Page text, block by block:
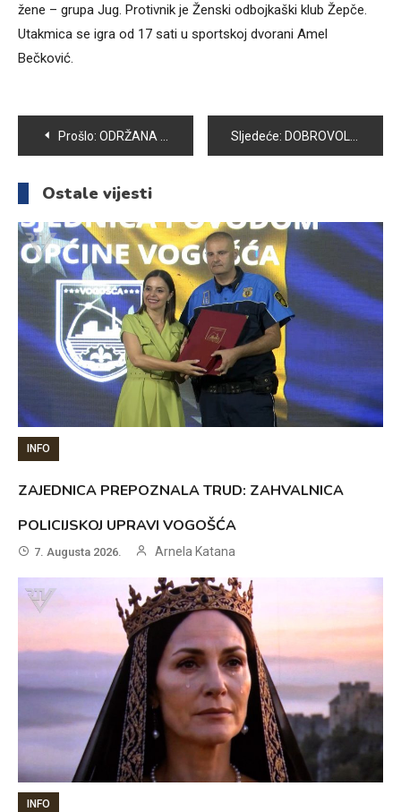
žene – grupa Jug. Protivnik je Ženski odbojkaški klub Žepče.
Utakmica se igra od 17 sati u sportskoj dvorani Amel
Bečković.
Navigacija
članaka
Prošlo: ODRŽANA IZVJEŠTAJNO-IZBORNA SKUPŠTINA UABNOR-a VOGOŠĆA Sljedeće: DOBROVOLJNOM VATROGASNOM DRUŠTVU VOGOŠĆA URUČENA VRIJEDNA DONACIJA
Ostale vijesti
INFO
ZAJEDNICA PREPOZNALA TRUD: ZAHVALNICA
POLICIJSKOJ UPRAVI VOGOŠĆA
7. Augusta 2026. Arnela Katana
INFO